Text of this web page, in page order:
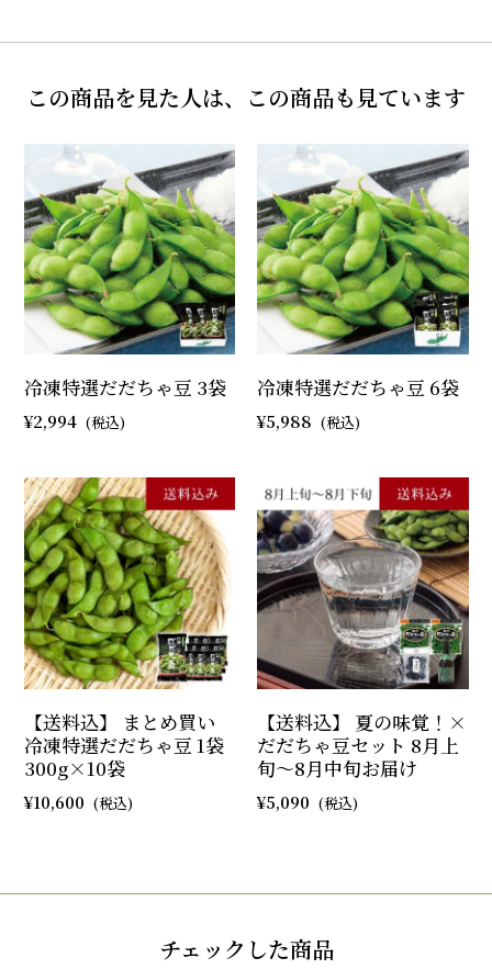
この商品を見た人は、この商品も見ています
冷凍特選だだちゃ豆 3袋
2,994
冷凍特選だだちゃ豆 6袋
5,988
【送料込】 まとめ買い
冷凍特選だだちゃ豆 1袋
300g×10袋
10,600
【送料込】 夏の味覚！×
だだちゃ豆セット 8月上
旬～8月中旬お届け
5,090
チェックした商品